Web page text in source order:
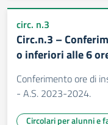
circ. n.3
Circ.n.3 –
o inferiori alle 6
Conferimento ore di
- A.S. 2023-2024.
Circolari per alunni e